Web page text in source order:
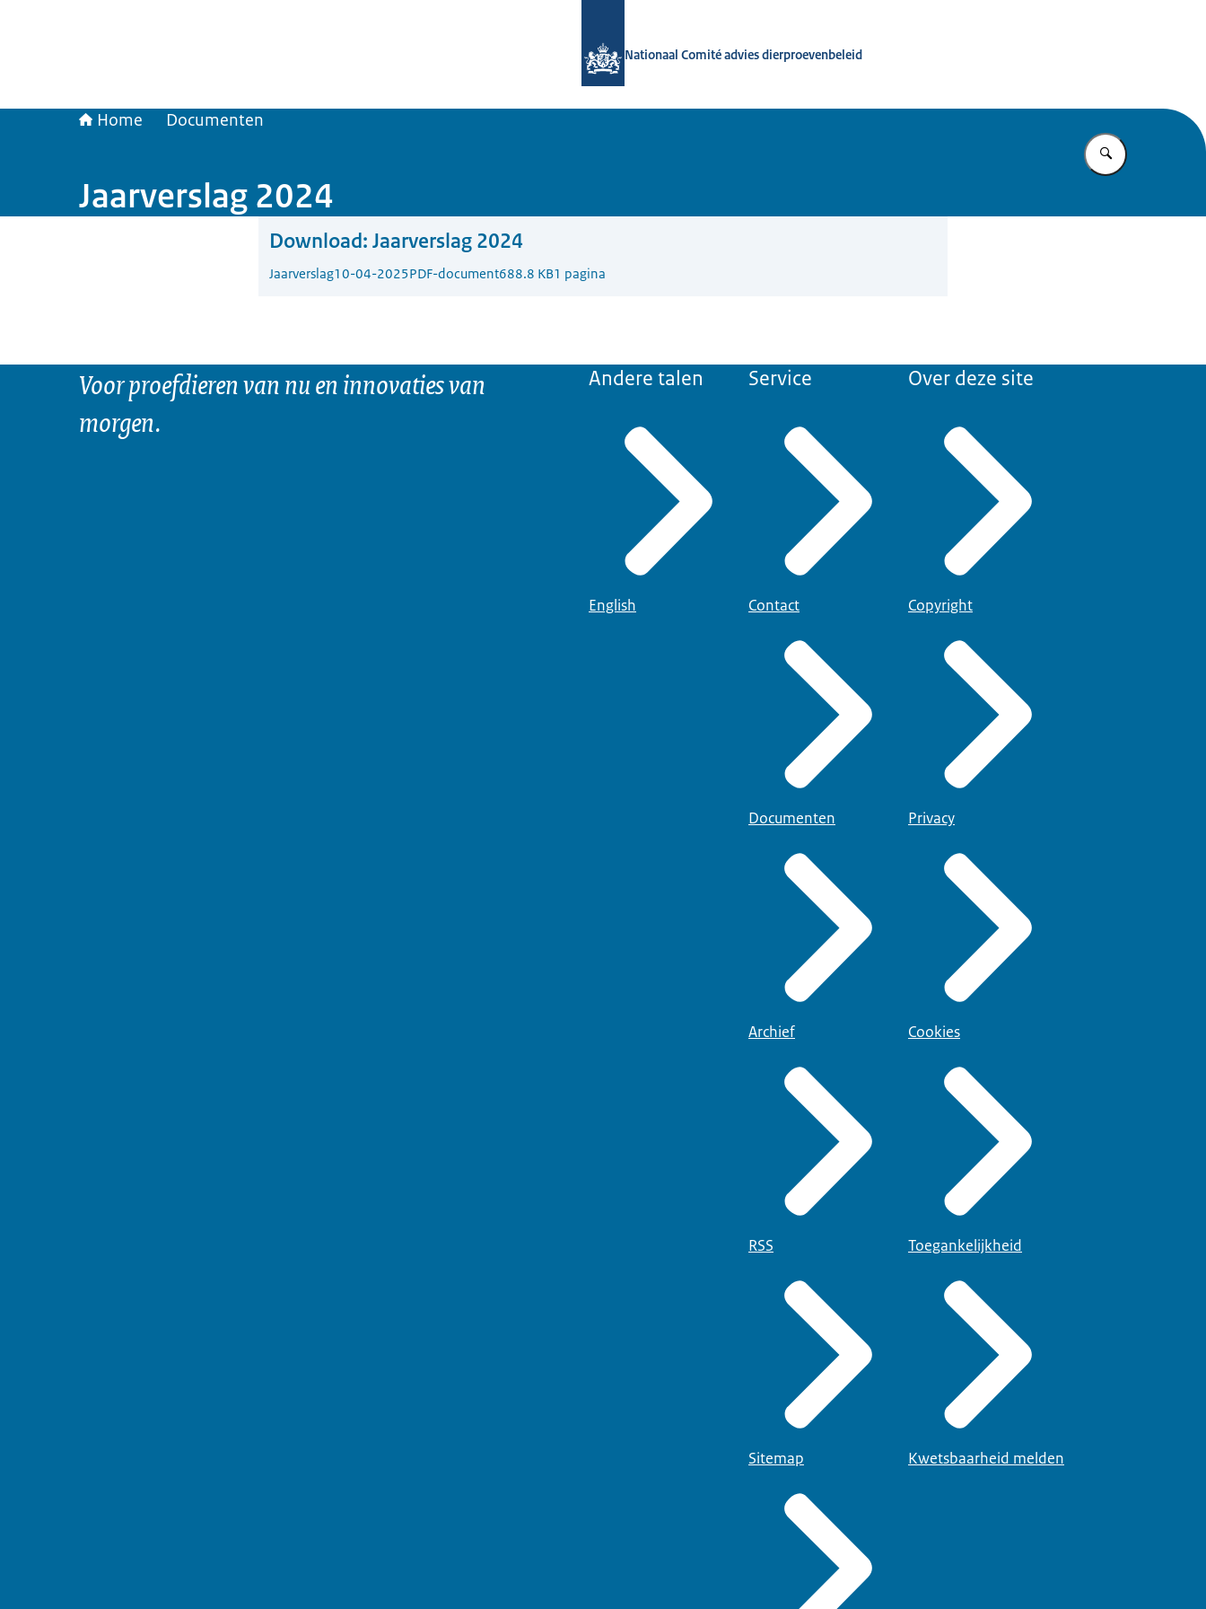
Nationaal Comité advies dierproevenbeleid
Home Documenten
Vul in wat u
Jaarverslag 2024
Download: Jaarverslag 2024
Jaarverslag10-04-2025PDF-document688.8 KB1 pagina
Voor proefdieren van nu en innovaties van
morgen.
Andere talen
English
Service
Contact
Documenten
Archief
RSS
Sitemap
Over deze site
Copyright
Privacy
Cookies
Toegankelijkheid
Kwetsbaarheid melden